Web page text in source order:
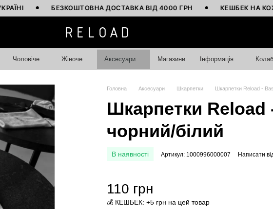
БЕЗКОШТОВНА ДОСТАВКА ВІД 4000 ГРН КЕШБЕК НА КОЖНЕ
Чоловіче Жіноче Аксесуари Магазини Інформація
Головна Аксесуари Шкарпетки Шкарпетки Reload -
Шкарпетки Reload
чорний/білий
В наявності Артикул: 1000996000007 Написати
110 грн
💰 КЕШБЕК: +5 грн на цей товар